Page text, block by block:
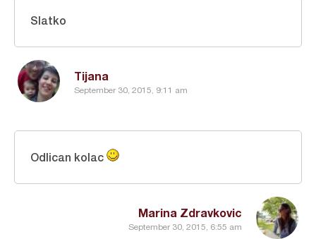
Tijana
September 30, 2015, 9:11 am
Slatko
Marina Zdravkovic
September 30, 2015, 6:55 am
Odlican kolac